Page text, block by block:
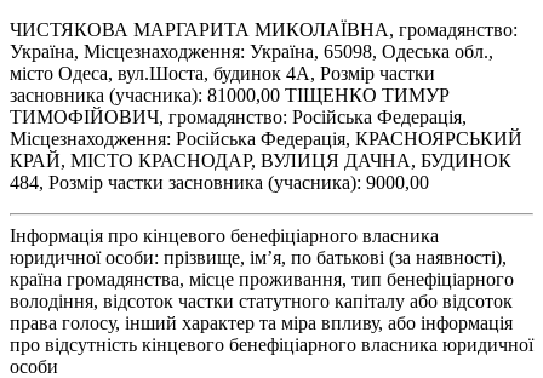
ЧИСТЯКОВА МАРГАРИТА МИКОЛАЇВНА, громадянство:
Україна, Місцезнаходження: Україна, 65098, Одеська обл.,
місто Одеса, вул.Шоста, будинок 4А, Розмір частки
засновника (учасника): 81000,00 ТІЩЕНКО ТИМУР
ТИМОФІЙОВИЧ, громадянство: Російська Федерація,
Місцезнаходження: Російська Федерація, КРАСНОЯРСЬКИЙ
КРАЙ, МІСТО КРАСНОДАР, ВУЛИЦЯ ДАЧНА, БУДИНОК
484, Розмір частки засновника (учасника): 9000,00
Інформація про кінцевого бенефіціарного власника
юридичної особи: прізвище, ім’я, по батькові (за наявності),
країна громадянства, місце проживання, тип бенефіціарного
володіння, відсоток частки статутного капіталу або відсоток
права голосу, інший характер та міра впливу, або інформація
про відсутність кінцевого бенефіціарного власника юридичної
особи